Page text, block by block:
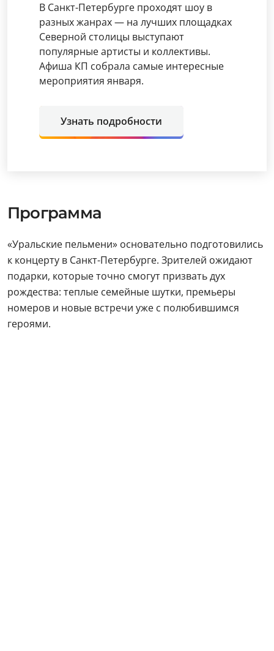
В Санкт-Петербурге проходят шоу в
разных жанрах — на лучших площадках
Северной столицы выступают
популярные артисты и коллективы.
Афиша КП собрала самые интересные
мероприятия января.
Узнать подробности
Программа
«Уральские пельмени» основательно подготовились
к концерту в Санкт-Петербурге. Зрителей ожидают
подарки, которые точно смогут призвать дух
рождества: теплые семейные шутки, премьеры
номеров и новые встречи уже с полюбившимся
героями.